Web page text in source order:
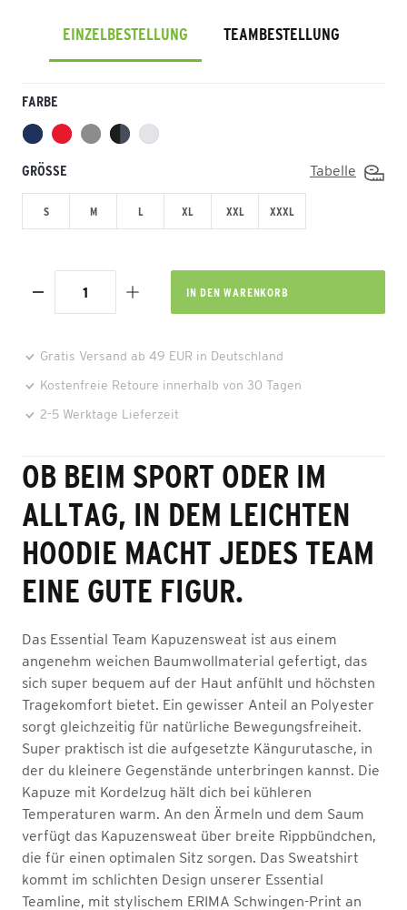
EINZELBESTELLUNG TEAMBESTELLUNG
FARBE
GRÖSSE Tabelle
S M L XL XXL XXXL
IN DEN WARENKORB
Gratis Versand ab 49 EUR in Deutschland
Kostenfreie Retoure innerhalb von 30 Tagen
2-5 Werktage Lieferzeit
OB BEIM SPORT ODER IM
ALLTAG, IN DEM LEICHTEN
HOODIE MACHT JEDES TEAM
EINE GUTE FIGUR.
Das Essential Team Kapuzensweat ist aus einem
angenehm weichen Baumwollmaterial gefertigt, das
sich super bequem auf der Haut anfühlt und höchsten
Tragekomfort bietet. Ein gewisser Anteil an Polyester
sorgt gleichzeitig für natürliche Bewegungsfreiheit.
Super praktisch ist die aufgesetzte Kängurutasche, in
der du kleinere Gegenstände unterbringen kannst. Die
Kapuze mit Kordelzug hält dich bei kühleren
Temperaturen warm. An den Ärmeln und dem Saum
verfügt das Kapuzensweat über breite Rippbündchen,
die für einen optimalen Sitz sorgen. Das Sweatshirt
kommt im schlichten Design unserer Essential
Teamline, mit stylischem ERIMA Schwingen-Print an